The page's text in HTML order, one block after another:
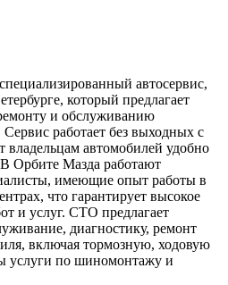
автосервис,
который предлагает
и обслуживанию
работает без выходных с
владельцам автомобилей удобно
Орбите Мазда работают
имеющие опыт работы в
что гарантирует высокое
и услуг. СТО предлагает
диагностику, ремонт
включая тормозную, ходовую
услуги по шиномонтажу и